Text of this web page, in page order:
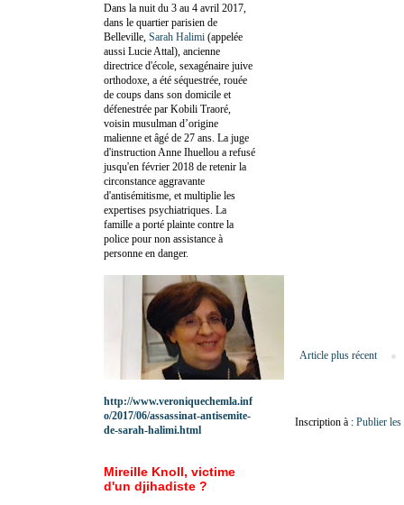
Article plus récent
Inscription à : Publier
Dans la nuit du 3 au 4 avril 2017,
dans le quartier parisien de
Belleville, Sarah Halimi (appelée
aussi Lucie Attal), ancienne
directrice d'école, sexagénaire juive
orthodoxe, a été séquestrée, rouée
de coups dans son domicile et
défenestrée par Kobili Traoré,
voisin musulman d’origine
malienne et âgé de 27 ans. La juge
d'instruction Anne Ihuellou a refusé
jusqu'en février 2018 de retenir la
circonstance aggravante
d'antisémitisme, et multiplie les
expertises psychiatriques. La
famille a porté plainte contre la
police pour non assistance à
personne en danger.
http://www.veroniquechemla.inf
o/2017/06/assassinat-antisemite-
de-sarah-halimi.html
Mireille Knoll, victime
d'un djihadiste ?